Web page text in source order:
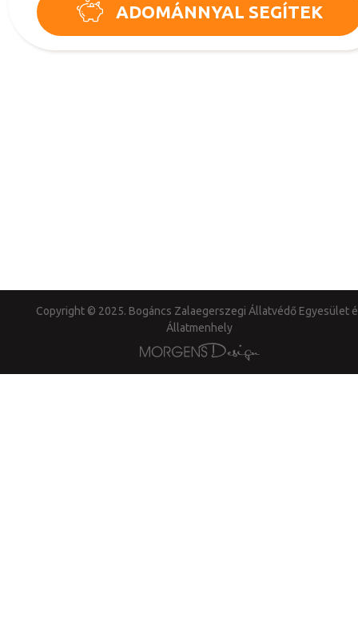
ADOMÁNNYAL SEGÍTEK
Copyright © 2025. Bogáncs Zalaegerszegi Állatvédő Egyesület
Állatmenhely